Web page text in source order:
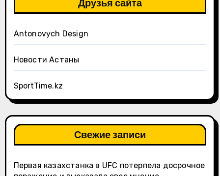
Друзья сайта
Antonovych Design
Новости Астаны
SportTime.kz
Свежие записи
Первая казахстанка в UFC потерпела досрочное